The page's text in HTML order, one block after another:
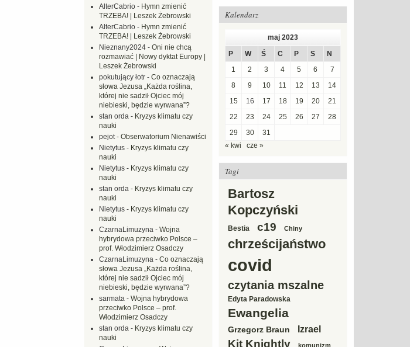
Kalendarz
maj 2023
P
W Ś C P S
N
1
2 3 4 5 6
7
8
9 10 11 12 13
14
15
16 17 18 19 20
21
22
23 24 25 26 27
28
29
30
31
« kwi
cze »
Tagi
Bartosz
Kopczyński
Bestia c19 Chiny
chrześcijaństwo
covid
czytania mszalne
Edyta Paradowska
Ewangelia
Grzegorz Braun Izrael
Kit Knightly komunizm
AlterCabrio - Hymn zmienić
TRZEBA! | Leszek Żebrowski
AlterCabrio - Hymn zmienić
TRZEBA! | Leszek Żebrowski
Nieznany2024 - Oni nie chcą
rozmawiać | Nowy dyktat Europy |
Leszek Żebrowski
pokutujący łotr - Co oznaczają
słowa Jezusa „Każda roślina,
której nie sadził Ojciec mój
niebieski, będzie wyrwana”?
stan orda - Kryzys klimatu czy
nauki
pejot- Obserwatorium Nienawiści
Nietytus - Kryzys klimatu czy
nauki
Nietytus - Kryzys klimatu czy
nauki
stan orda - Kryzys klimatu czy
nauki
Nietytus - Kryzys klimatu czy
nauki
CzarnaLimuzyna - Wojna
hybrydowa przeciwko Polsce –
prof. Włodzimierz Osadczy
CzarnaLimuzyna - Co oznaczają
słowa Jezusa „Każda roślina,
której nie sadził Ojciec mój
niebieski, będzie wyrwana”?
sarmata - Wojna hybrydowa
przeciwko Polsce – prof.
Włodzimierz Osadczy
stan orda - Kryzys klimatu czy
nauki